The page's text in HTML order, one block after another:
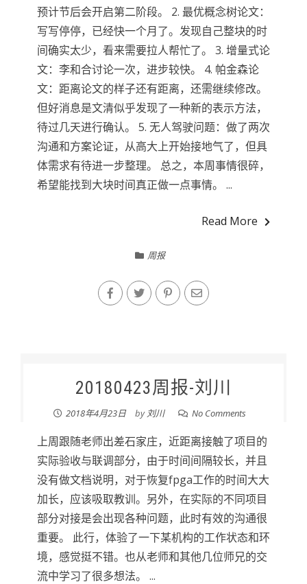
预计节后会开启第二阶段。 2. 最优概念树论文：
写写停停，已经快一个月了。发现自己整块的时
间确实太少，看来需要拉人帮忙了。 3. 增量式论
文：李和合讨论一次，进步较快。 4. 帕金森论
文：距离论文的样子还有距离，还需继续修改。
但好消息是文清似乎发现了一种新的表示方法，
待过几天进行确认。 5. 无人驾驶问题：做了两次
沟通和方案论证，从高大上开始接地气了，但具
体需求有待进一步整理。 总之，本周事情很碎，
希望能找到大块时间真正做一点事情。 ...
Read More
周报
20180423周报-刘川
2018年4月23日 by刘川 No Comments
上周跟随老师出差石家庄，近距离接触了项目的
实际验收与联调部分，由于时间间隔较长，并且
没有做文档说明，对于恢复fpga工作的时间大大
加长，应该吸取教训。另外，在实际的不同项目
部分对接是会出现各种问题，此时有效的沟通很
重要。 此行，体验了一下某机构的工作状态和环
境，感觉挺不错。也从老师和其他几位师兄的交
流中学习了很多想法。 ...